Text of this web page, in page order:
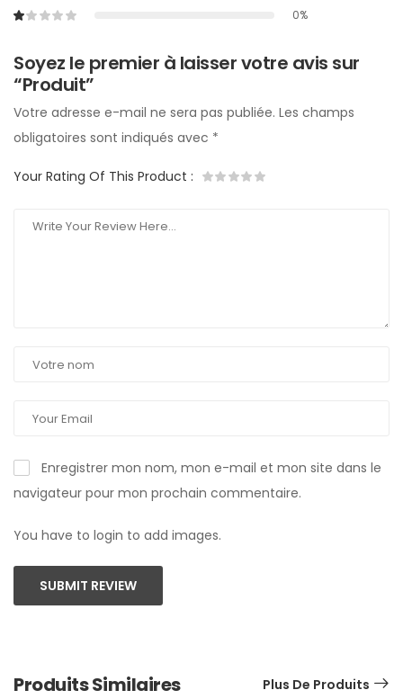
0%
Soyez le premier à laisser votre avis sur
“Produit”
Votre adresse e-mail ne sera pas publiée. Les champs
obligatoires sont indiqués avec *
Your Rating Of This Product :
Enregistrer mon nom, mon e-mail et mon site dans le
navigateur pour mon prochain commentaire.
You have to login to add images.
SUBMIT REVIEW
Produits Similaires Plus De Produits